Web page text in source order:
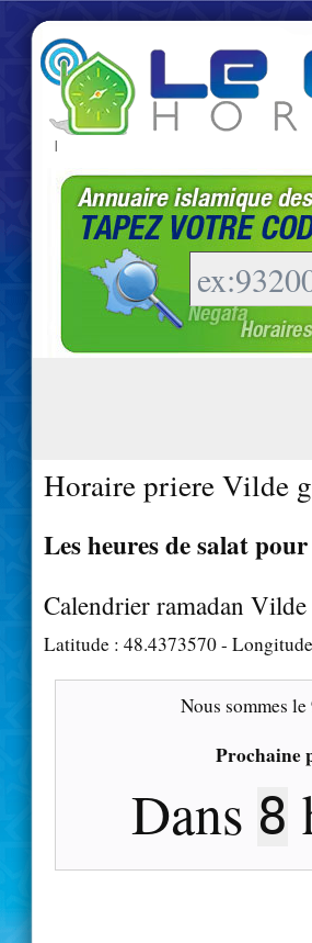
|
Horaire priere Vilde
Les heures de salat
Calendrier ramadan
Latitude : 48.4373570-
Nous sommes le
Prochaine
Dans 8